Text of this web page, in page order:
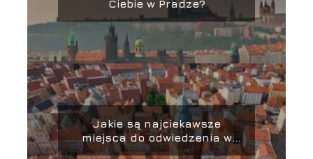
Ciebie w Pradze?
Jakie są najciekawsze
miejsca do odwiedzenia w
Toruniu?